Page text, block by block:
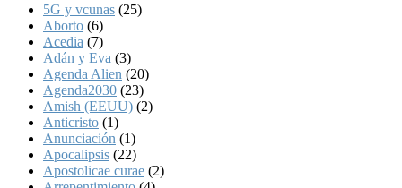
5G y vcunas (25)
Aborto (6)
Acedia (7)
Adán y Eva (3)
Agenda Alien (20)
Agenda2030 (23)
Amish (EEUU) (2)
Anticristo (1)
Anunciación (1)
Apocalipsis (22)
Apostolicae curae (2)